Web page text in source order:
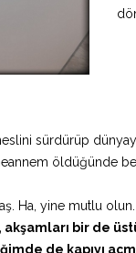
sürdürüp
öldüğünde
Ha, yine mutlu olun.
bir de
de kapıyı